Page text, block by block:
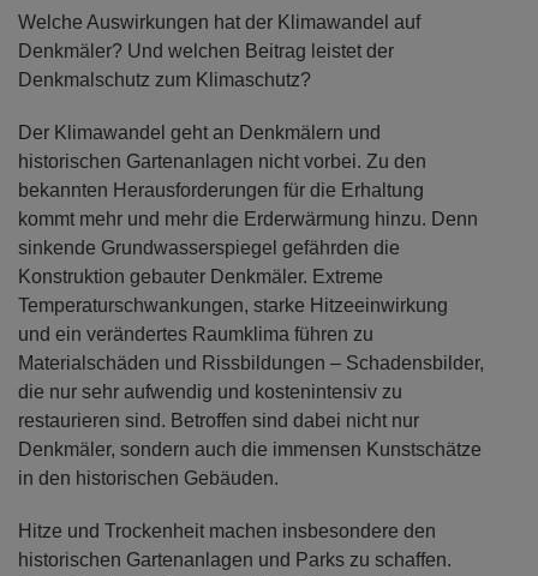
Welche Auswirkungen hat der Klimawandel auf
Denkmäler? Und welchen Beitrag leistet der
Denkmalschutz zum Klimaschutz?
Der Klimawandel geht an Denkmälern und
historischen Gartenanlagen nicht vorbei. Zu den
bekannten Herausforderungen für die Erhaltung
kommt mehr und mehr die Erderwärmung hinzu. Denn
sinkende Grundwasserspiegel gefährden die
Konstruktion gebauter Denkmäler. Extreme
Temperaturschwankungen, starke Hitzeeinwirkung
und ein verändertes Raumklima führen zu
Materialschäden und Rissbildungen – Schadensbilder,
die nur sehr aufwendig und kostenintensiv zu
restaurieren sind. Betroffen sind dabei nicht nur
Denkmäler, sondern auch die immensen Kunstschätze
in den historischen Gebäuden.
Hitze und Trockenheit machen insbesondere den
historischen Gartenanlagen und Parks zu schaffen.